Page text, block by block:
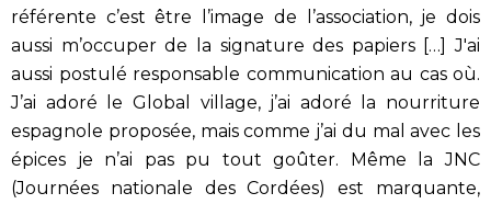
référente c’est être l’image de l’association, je dois
aussi m’occuper de la signature des papiers […] J'ai
aussi postulé responsable communication au cas où.
J’ai adoré le Global village, j’ai adoré la nourriture
espagnole proposée, mais comme j’ai du mal avec les
épices je n’ai pas pu tout goûter. Même la JNC
(Journées nationale des Cordées) est marquante,